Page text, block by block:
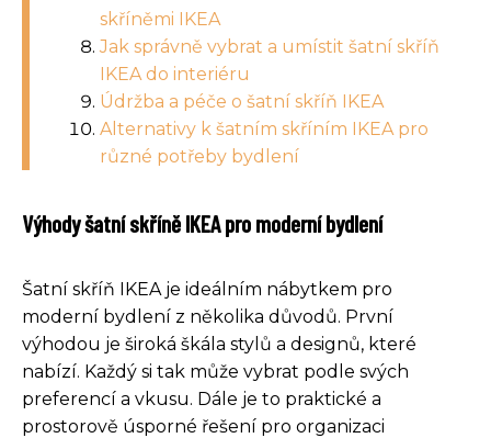
skříněmi IKEA
Jak správně vybrat a umístit šatní skříň
IKEA do interiéru
Údržba a péče o šatní skříň IKEA
Alternativy k šatním skříním IKEA pro
různé potřeby bydlení
Výhody šatní skříně IKEA pro moderní bydlení
Šatní skříň IKEA je ideálním nábytkem pro
moderní bydlení z několika důvodů. První
výhodou je široká škála stylů a designů, které
nabízí. Každý si tak může vybrat podle svých
preferencí a vkusu. Dále je to praktické a
prostorově úsporné řešení pro organizaci